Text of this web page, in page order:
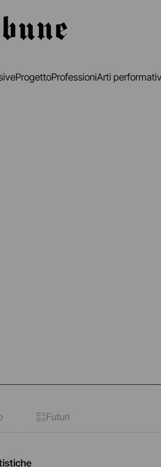
ProgettoProfessioniArti
Futuri